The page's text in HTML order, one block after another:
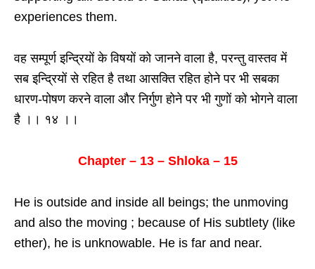
experiences them.
वह सम्पूर्ण इन्द्रियों के विषयों को जानने वाला है, परन्तु वास्तव में
सब इन्द्रियों से रहित है तथा आसक्ति रहित होने पर भी सबका
धारण-पोषण करने वाला और निर्गुण होने पर भी गुणों को भोगने वाला
है ।। १४ ।।
Chapter – 13 – Shloka – 15
He is outside and inside all beings; the unmoving
and also the moving ; because of His subtlety (like
ether), he is unknowable. He is far and near.